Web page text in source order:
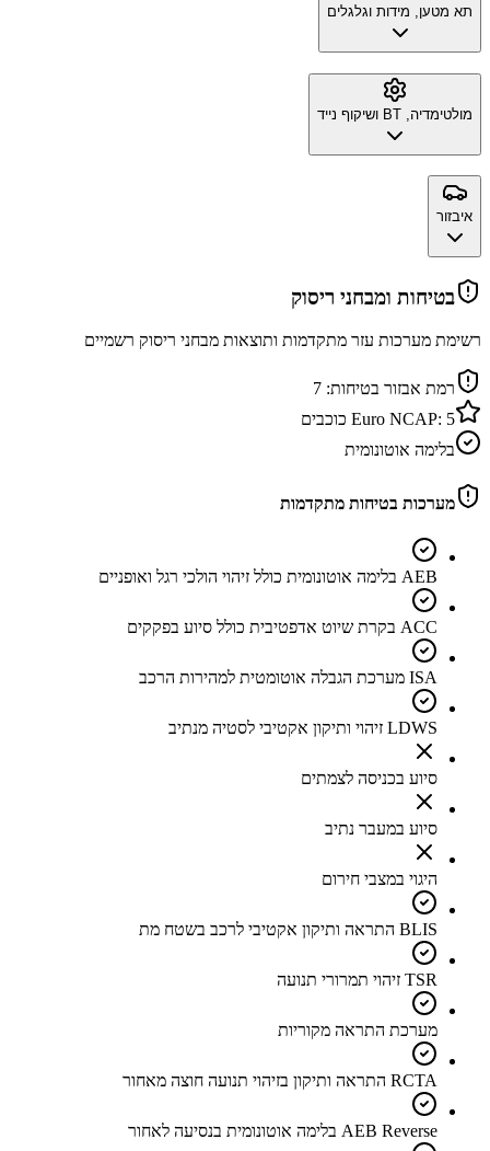
תא מטען, מידות וגלגלים
מולטימדיה, BT ושיקוף נייד
איבזור
בטיחות ומבחני ריסוק
רשימת מערכות עזר מתקדמות ותוצאות מבחני ריסוק רשמיים
רמת אבזור בטיחות: 7
Euro NCAP: 5
כוכבים
בלימה אוטונומית
מערכות בטיחות מתקדמות
AEB בלימה אוטונומית כולל זיהוי הולכי רגל ואופניים
ACC בקרת שיוט אדפטיבית כולל סיוע בפקקים
ISA מערכת הגבלה אוטומטית למהירות הרכב
LDWS זיהוי ותיקון אקטיבי לסטיה מנתיב
סיוע בכניסה לצמתים
סיוע במעבר נתיב
היגוי במצבי חירום
BLIS התראה ותיקון אקטיבי לרכב בשטח מת
TSR זיהוי תמרורי תנועה
מערכת התראה מקוריות
RCTA התראה ותיקון בזיהוי תנועה חוצה מאחור
AEB Reverse בלימה אוטונומית בנסיעה לאחור